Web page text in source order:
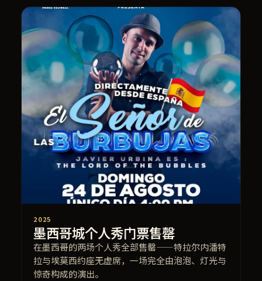
2025
墨西哥城个人秀门票售罄
在墨西哥的两场个人秀全部售罄——特拉尔内潘特
拉与埃莫西约座无虚席，一场完全由泡泡、灯光与
惊奇构成的演出。